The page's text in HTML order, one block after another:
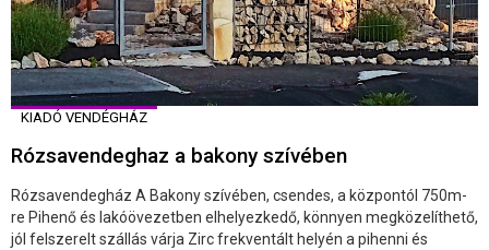
KIADÓ VENDÉGHÁZ
Rózsavendeghaz a bakony szívében
Rózsavendegház A Bakony szívében, csendes, a központól 750m-
re Pihenő és lakóövezetben elhelyezkedő, könnyen megközelíthető,
jól felszerelt szállás várja Zirc frekventált helyén a pihenni és